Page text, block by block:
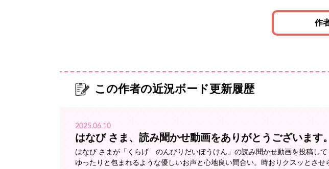
作
この作者の近況ボード更新履歴
2025.06.10
はなび さま、読み聞かせ動画をありがとうございます。
はなび さまが「くらげ のんびりだいぼうけん」の読み聞かせ動画を投稿して
ゆったりと包まれるような優しいお声と心地良い間合い。時おりクスッとさ